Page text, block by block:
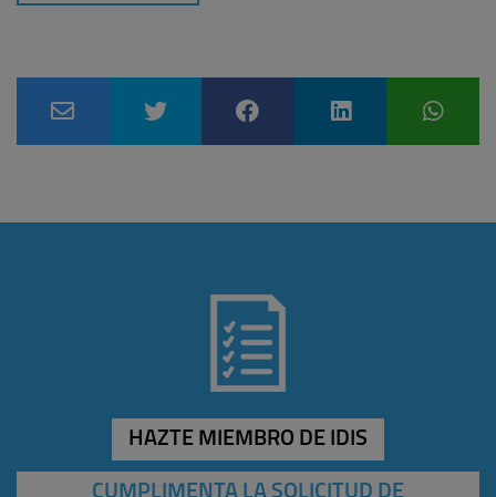
HAZTE MIEMBRO DE IDIS
CUMPLIMENTA LA SOLICITUD DE